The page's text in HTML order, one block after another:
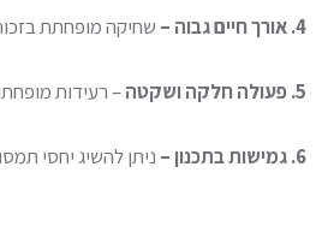
4. אורך חיים גבוה – שחיקה מופחתת
5. פעולה חלקה ושקטה – רעידות
6. גמישות בתכנון – ניתן להשיג יחסי